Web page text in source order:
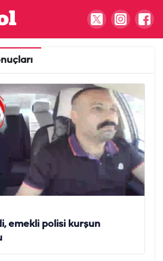
emekli polisi kurşun